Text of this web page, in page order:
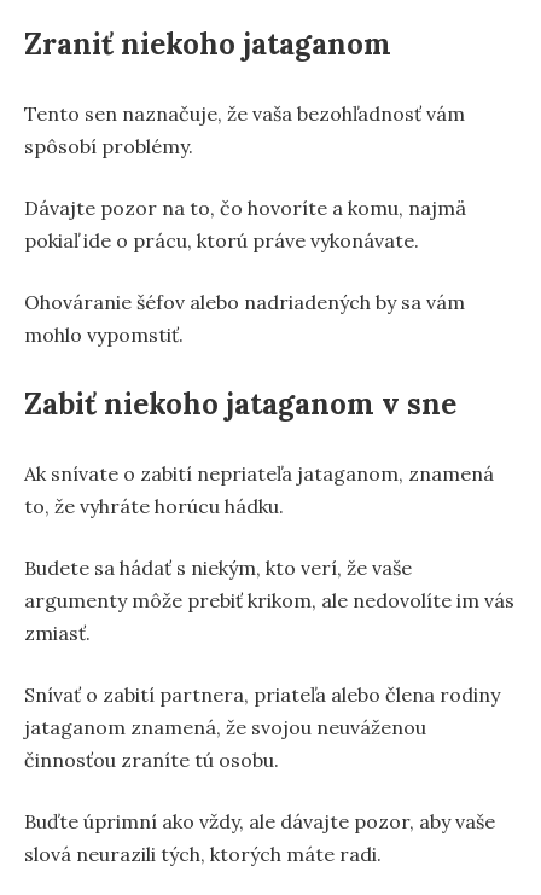
Zraniť niekoho jataganom
Tento sen naznačuje, že vaša bezohľadnosť vám
spôsobí problémy.
Dávajte pozor na to, čo hovoríte a komu, najmä
pokiaľ ide o prácu, ktorú práve vykonávate.
Ohováranie šéfov alebo nadriadených by sa vám
mohlo vypomstiť.
Zabiť niekoho jataganom v sne
Ak snívate o zabití nepriateľa jataganom, znamená
to, že vyhráte horúcu hádku.
Budete sa hádať s niekým, kto verí, že vaše
argumenty môže prebiť krikom, ale nedovolíte im vás
zmiasť.
Snívať o zabití partnera, priateľa alebo člena rodiny
jataganom znamená, že svojou neuváženou
činnosťou zraníte tú osobu.
Buďte úprimní ako vždy, ale dávajte pozor, aby vaše
slová neurazili tých, ktorých máte radi.